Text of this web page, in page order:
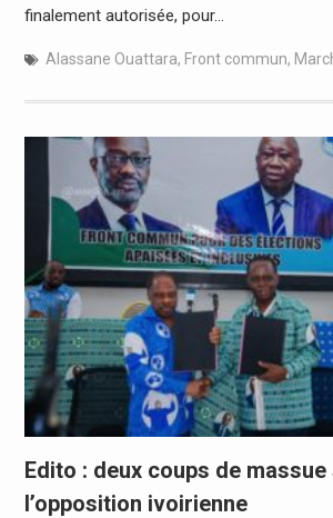
finalement autorisée, pour…
Alassane Ouattara, Front commun,
Edito : deux coups de
l’opposition ivoirienne